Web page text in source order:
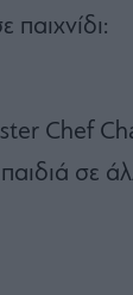
παιχνίδι:
Chef
σε